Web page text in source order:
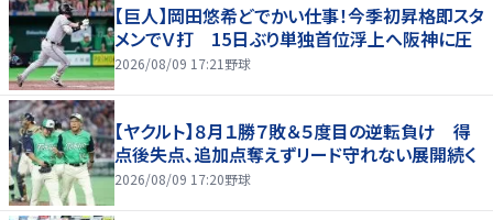
【巨人】岡田悠希どでかい仕事！今季初昇格即スタ
メンでＶ打 15日ぶり単独首位浮上へ阪神に圧
2026/08/09 17:21 野球
【ヤクルト】８月１勝７敗＆５度目の逆転負け 得
点後失点、追加点奪えずリード守れない展開続く
2026/08/09 17:20野球